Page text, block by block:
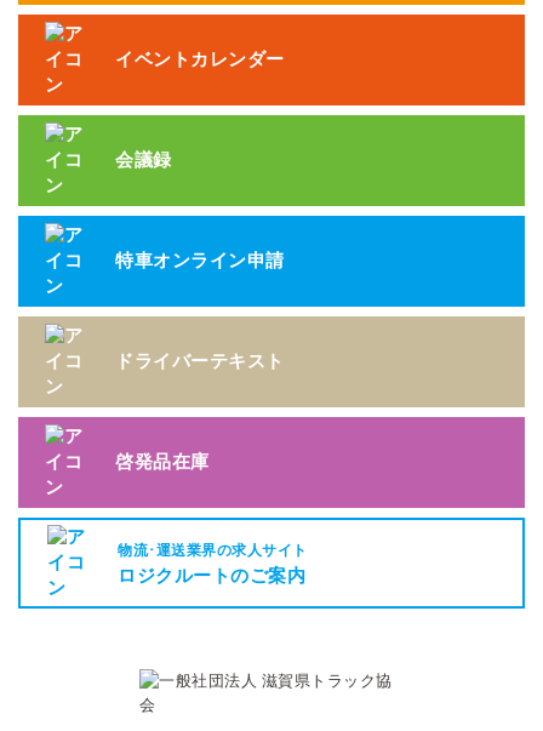
イベントカレンダー
会議録
特車オンライン申請
ドライバーテキスト
啓発品在庫
物流･運送業界の求人サイト
ロジクルートのご案内